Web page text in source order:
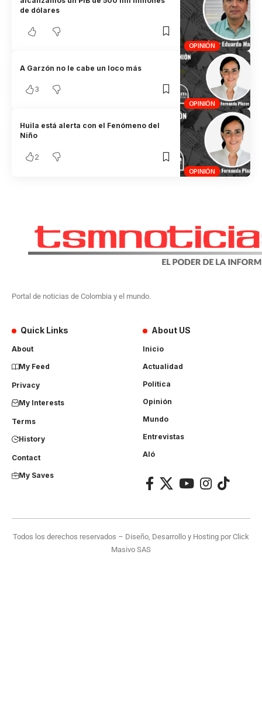
OPINIÓN
de dólares
OPINIÓN
A Garzón no le cabe un loco más
3
OPINIÓN
Huila está alerta con el Fenómeno del
Niño
2
Portal de noticias de Colombia y el mundo.
Quick Links
About
My Feed
Privacy
My Interests
Terms
History
Contact
My Saves
About US
Inicio
Actualidad
Política
Opinión
Mundo
Entrevistas
Aló
Todos los derechos reservados – Diseño, Desarrollo y Hosting porClick
Masivo SAS